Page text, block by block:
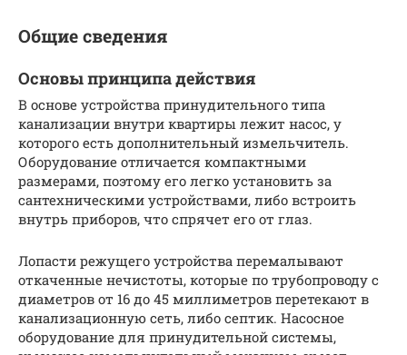
Общие сведения
Основы принципа действия
В основе устройства принудительного типа
канализации внутри квартиры лежит насос, у
которого есть дополнительный измельчитель.
Оборудование отличается компактными
размерами, поэтому его легко установить за
сантехническими устройствами, либо встроить
внутрь приборов, что спрячет его от глаз.
Лопасти режущего устройства перемалывают
откаченные нечистоты, которые по трубопроводу с
диаметров от 16 до 45 миллиметров перетекают в
канализационную сеть, либо септик. Насосное
оборудование для принудительной системы,